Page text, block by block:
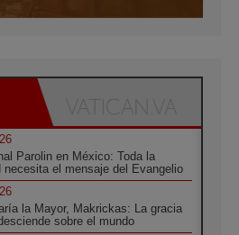
Parolin en México: Toda la
necesita el mensaje del Evangelio
la Mayor, Makrickas: La gracia
sobre el mundo